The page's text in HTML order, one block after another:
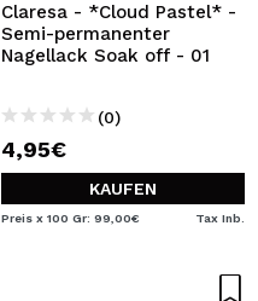
Claresa - *Cloud Pastel* -
Semi-permanenter
Nagellack Soak off - 01
(0)
4,95€
KAUFEN
Preis x 100 Gr: 99,00€ Tax Inb.